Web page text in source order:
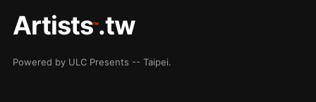
Artists™.tw
Powered by ULC Presents -- Taipei.